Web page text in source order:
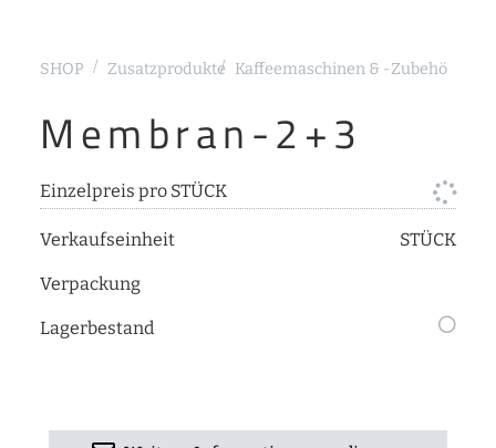
SHOP Zusatzprodukte Kaffeemaschinen & -Zubehör
Membran-2+3
Einzelpreis pro STÜCK
Verkaufseinheit STÜCK
Verpackung
Lagerbestand